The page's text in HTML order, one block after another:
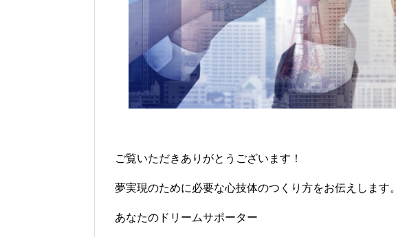
ご覧いただきありがとうございます！
夢実現のために必要な心技体のつくり方をお伝えします。
あなたのドリームサポーター